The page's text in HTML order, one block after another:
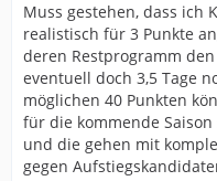
Muss gestehen, dass ich
realistisch für 3 Punkte
deren Restprogramm
eventuell doch 3,5 Tage
möglichen 40 Punkten
für die kommende
und die gehen mit
gegen